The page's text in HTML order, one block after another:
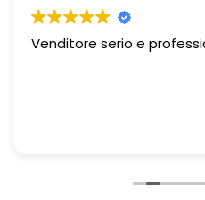
Venditore serio e